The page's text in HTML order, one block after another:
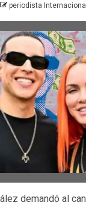
periodista Internacional
demandó al